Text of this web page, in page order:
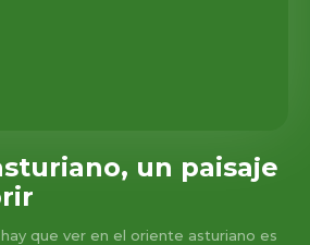
un paisaje
que ver en el oriente asturiano es